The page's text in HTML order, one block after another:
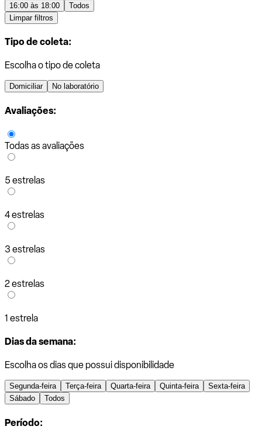
16:00 às 18:00
Todos
Limpar filtros
Tipo de coleta:
Escolha o tipo de coleta
Domiciliar No laboratório
Avaliações:
Todas as avaliações
5 estrelas
4 estrelas
3 estrelas
2 estrelas
1 estrela
Dias da semana:
Escolha os dias que possui disponibilidade
Segunda-feira Terça-feira Quarta-feira Quinta-feira
Sexta-feira
Sábado
Todos
Período: